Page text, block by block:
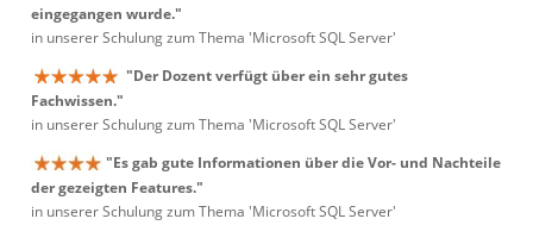
eingegangen wurde."
in unserer Schulung zum Thema 'Microsoft SQL Server'
"Der Dozent verfügt über ein sehr gutes
Fachwissen."
in unserer Schulung zum Thema 'Microsoft SQL Server'
"Es gab gute Informationen über die Vor- und Nachteile
der gezeigten Features."
in unserer Schulung zum Thema 'Microsoft SQL Server'